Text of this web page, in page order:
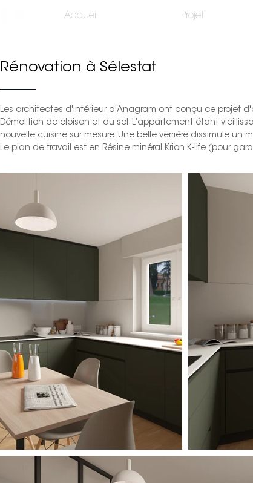
Accueil Projet
Rénovation à Sélestat
Les architectes d'intérieur d'Anagram ont conçu ce projet
Démolition de cloison et du sol. L'appartement étant
nouvelle cuisine sur mesure. Une belle verrière dissimule
Le plan de travail est en Résine minéral Krion K-life (pour